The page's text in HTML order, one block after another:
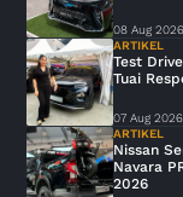
08 Aug 2026
ARTIKEL
Test
Tuai
07 Aug 2026
ARTIKEL
Nissan
Navara
2026